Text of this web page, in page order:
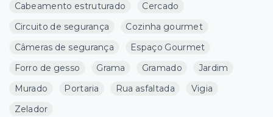
Cabeamento estruturado
Cercado
Circuito de segurança
Cozinha gourmet
Câmeras de segurança
Espaço Gourmet
Forro de gesso
Grama Gramado
Jardim
Murado
Portaria Rua asfaltada
Vigia
Zelador